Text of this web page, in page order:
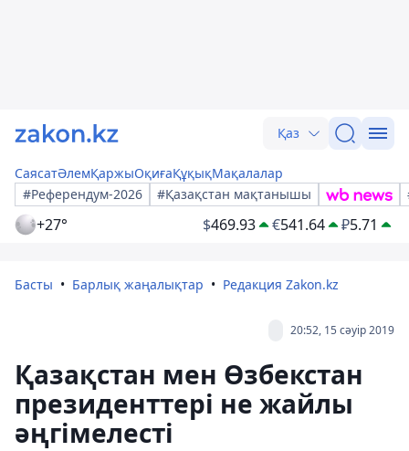
Қаз
СаясатӘлемҚаржыОқиғаҚұқықМақалалар
#Референдум-2026
#Қазақстан мақтанышы
+27° $469.93 €541.64 ₽5.71
Басты Барлық жаңалықтар Редакция Zakon.kz
20:52, 15 сәуір 2019
Қазақстан мен Өзбекстан
президенттері не жайлы
әңгімелесті